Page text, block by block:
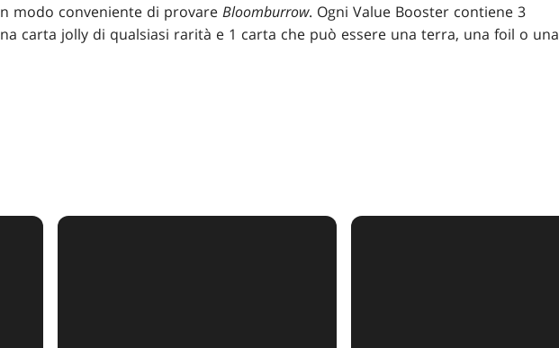
modo conveniente di provare Bloomburrow. Ogni Value Booster contiene 3
carta jolly di qualsiasi rarità e 1 carta che può essere una terra, una foil o una